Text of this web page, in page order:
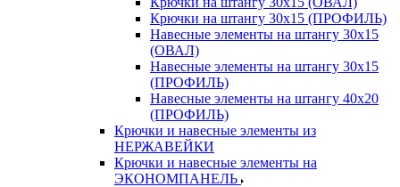
Крючки на штангу 30х15 (ПРОФИЛЬ)
Навесные элементы на штангу 30х15
(ОВАЛ)
Навесные элементы на штангу 30х15
(ПРОФИЛЬ)
Навесные элементы на штангу 40х20
(ПРОФИЛЬ)
Крючки и навесные элементы из
НЕРЖАВЕЙКИ
Крючки и навесные элементы на
ЭКОНОМПАНЕЛЬ